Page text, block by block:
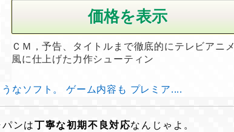
ＣＭ，予告、タイトルまで徹底的にテレビアニメ
風に仕上げた力作シューティン
うなソフト。 ゲーム内容も プレミア....
ンは丁寧な初期不良対応なんじゃよ。